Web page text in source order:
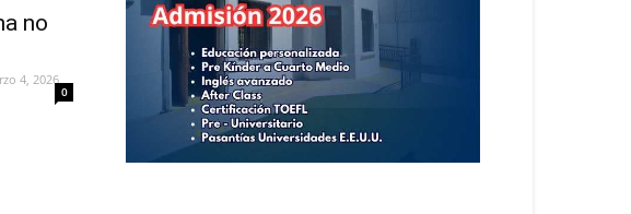
no
4, 2026
0